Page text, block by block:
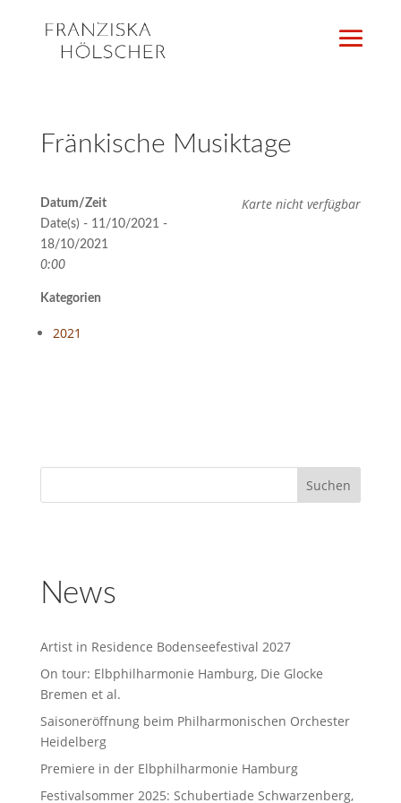
Fränkische Musiktage
Karte nicht verfügbar
Datum/Zeit
Date(s) - 11/10/2021 -
18/10/2021
0:00
Kategorien
2021
News
Artist in Residence Bodenseefestival 2027
On tour: Elbphilharmonie Hamburg, Die Glocke
Bremen et al.
Saisoneröffnung beim Philharmonischen Orchester
Heidelberg
Premiere in der Elbphilharmonie Hamburg
Festivalsommer 2025: Schubertiade Schwarzenberg,